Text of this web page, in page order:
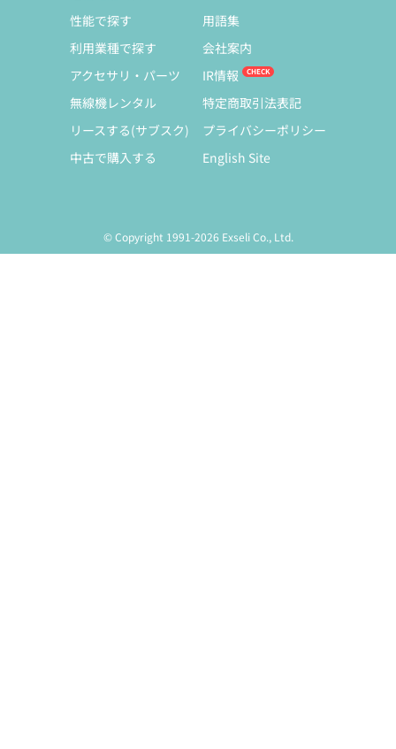
性能で探す
利用業種で探す
アクセサリ・パーツ
無線機レンタル
リースする(サブスク)
中古で購入する
用語集
会社案内
IR情報
特定商取引法表記
プライバシーポリシー
English Site
© Copyright 1991-2026 Exseli Co., Ltd.